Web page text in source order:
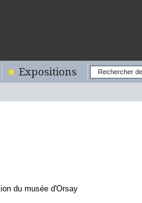
Expositions
du musée d'Orsay